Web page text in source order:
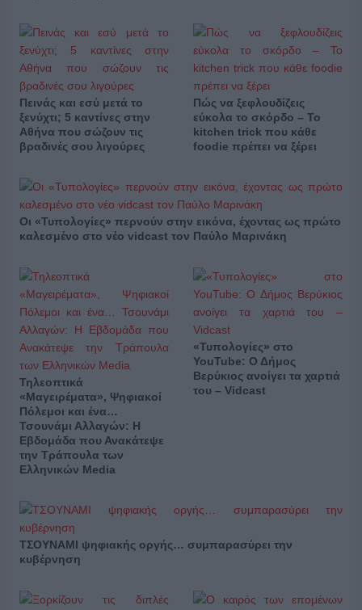
Πεινάς και εσύ μετά το
ξενύχτι; 5 καντίνες στην
Αθήνα που σώζουν τις
βραδινές σου λιγούρες
Πώς να ξεφλουδίζεις
εύκολα το σκόρδο – Το
kitchen trick που κάθε
foodie πρέπει να ξέρει
Οι «Τυπολογίες» περνούν στην εικόνα, έχοντας ως πρώτο
καλεσμένο στο νέο vidcast τον Παύλο Μαρινάκη
Τηλεοπτικά
«Μαγειρέματα», Ψηφιακοί
Πόλεμοι και ένα…
Τσουνάμι Αλλαγών: Η
Εβδομάδα που Ανακάτεψε
την Τράπουλα των
Ελληνικών Media
«Τυπολογίες» στο
YouTube: Ο Δήμος
Βερύκιος ανοίγει τα χαρτιά
του – Vidcast
ΤΣΟΥΝΑΜΙ ψηφιακής οργής… συμπαρασύρει την
κυβέρνηση